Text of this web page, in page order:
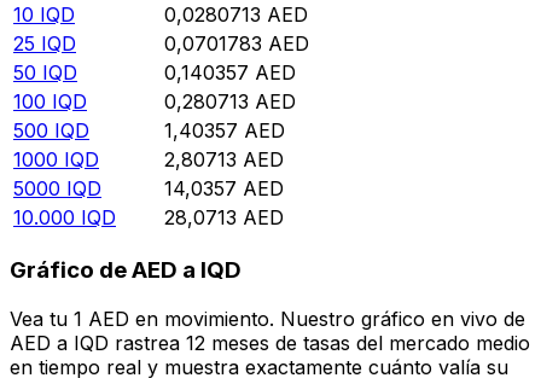
10 IQD 0,0280713 AED
25 IQD 0,0701783 AED
50 IQD 0,140357 AED
100 IQD 0,280713 AED
500 IQD 1,40357 AED
1000 IQD 2,80713 AED
5000 IQD 14,0357 AED
10.000 IQD 28,0713 AED
Gráfico de AED a IQD
Vea tu 1 AED en movimiento. Nuestro gráfico en vivo de
AED a IQD rastrea 12 meses de tasas del mercado medio
en tiempo real y muestra exactamente cuánto valía su